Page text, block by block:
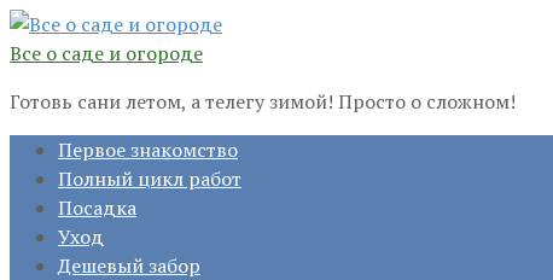
Перейти
к
Все о саде и огороде
Готовь сани летом, а телегу зимой! Просто о сложном!
Первое знакомство
Полный цикл работ
Посадка
Уход
Дешевый забор